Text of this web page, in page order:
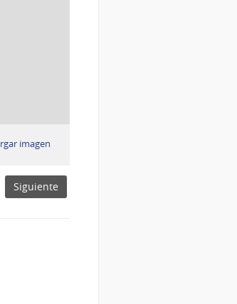
imagen:
Siguiente